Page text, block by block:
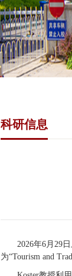
科研信息
2026年6月29
为“Tourism and